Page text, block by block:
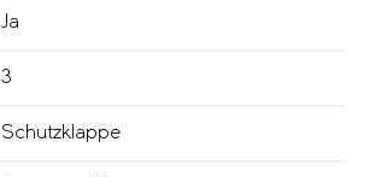
Ja
3
Schutzklappe